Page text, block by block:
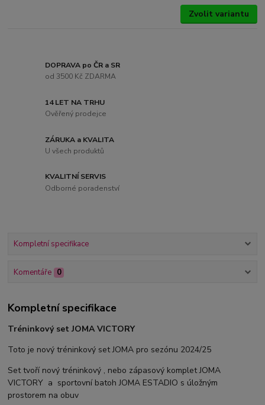
Zvolit variantu
DOPRAVA po ČR a SR
od 3500 Kč ZDARMA
14 LET NA TRHU
Ověřený prodejce
ZÁRUKA a KVALITA
U všech produktů
KVALITNÍ SERVIS
Odborné poradenství
Kompletní specifikace
Komentáře 0
Kompletní specifikace
Tréninkový set JOMA VICTORY
Toto je nový tréninkový set JOMA pro sezónu 2024/25
Set tvoří nový tréninkový , nebo zápasový komplet JOMA
VICTORY a sportovní batoh JOMA ESTADIO s úložným
prostorem na obuv